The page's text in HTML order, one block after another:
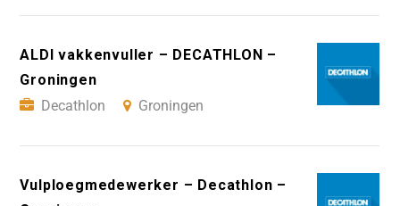
ALDI vakkenvuller – DECATHLON –
Groningen
Decathlon
Groningen
Vulploegmedewerker – Decathlon –